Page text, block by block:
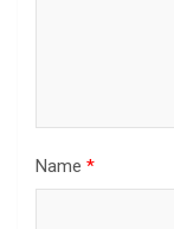
Name *